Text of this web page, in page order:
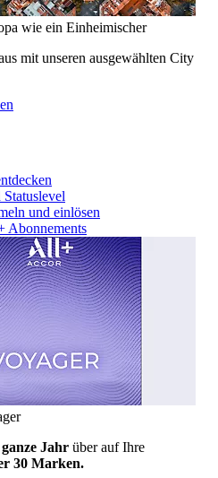
wie ein Einheimischer
mit unseren ausgewählten City
und einlösen
Abonnements
Jahr über auf Ihre
30 Marken.